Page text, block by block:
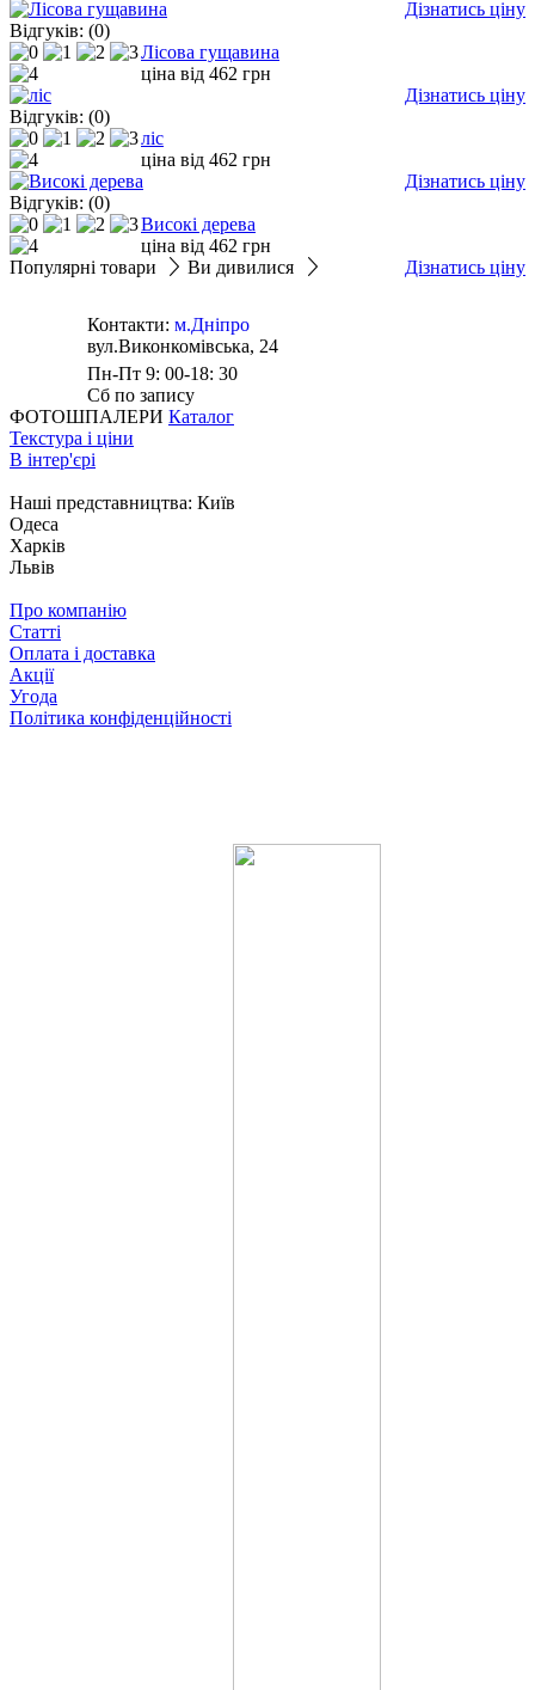
Дізнатись ціну
Відгуків: (0)
Лісова гущавина
ціна від 462 грн
Дізнатись ціну
Відгуків: (0)
ліс
ціна від 462 грн
Дізнатись ціну
Відгуків: (0)
Високі дерева
ціна від 462 грн
Дізнатись ціну
Популярні товари Ви дивилися
Контакти: м.Дніпро
вул.Виконкомівська, 24
Пн-Пт 9: 00-18: 30
Сб по запису
ФОТОШПАЛЕРИ Каталог
Текстура і ціни
В інтер'єрі
Наші представництва: Київ
Одеса
Харків
Львів
Про компанію
Статті
Оплата і доставка
Акції
Угода
Політика конфіденційності